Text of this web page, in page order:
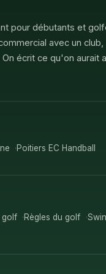
pour débutants et
avec un club,
écrit ce qu'on aurait
Poitiers EC Handball
golf Règles du golf